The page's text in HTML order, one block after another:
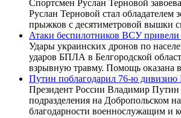
Спортсмен Руслан Терновой
Руслан Терновой стал
прыжков с десятиметровой вышки
Атаки беспилотников ВСУ
Удары украинских дронов по
ударов БПЛА в Белгородской
взрывную травму. Помощь оказана
Путин поблагодарил 76-ю
Президент России Владимир Путин
подразделения на Добропольском
благодарности военнослужащим и